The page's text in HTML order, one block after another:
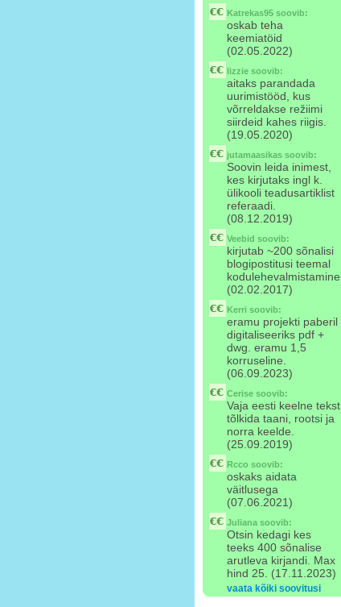
Katrekas95 soovib:
oskab teha
keemiatöid
(02.05.2022)
lizzie soovib:
aitaks parandada
uurimistööd, kus
võrreldakse režiimi
siirdeid kahes riigis.
(19.05.2020)
jutamaasikas soovib:
Soovin leida inimest,
kes kirjutaks ingl k.
ülikooli teadusartiklist
referaadi.
(08.12.2019)
Veebid soovib:
kirjutab ~200 sõnalisi
blogipostitusi teemal
kodulehevalmistamine
(02.02.2017)
Kerri soovib:
eramu projekti paberil
digitaliseeriks pdf +
dwg. eramu 1,5
korruseline.
(06.09.2023)
Cerise soovib:
Vaja eesti keelne tekst
tõlkida taani, rootsi ja
norra keelde.
(25.09.2019)
Rcco soovib:
oskaks aidata
väitlusega
(07.06.2021)
Juliana soovib:
Otsin kedagi kes
teeks 400 sõnalise
arutleva kirjandi. Max
hind 25. (17.11.2023)
vaata kõiki soovitusi